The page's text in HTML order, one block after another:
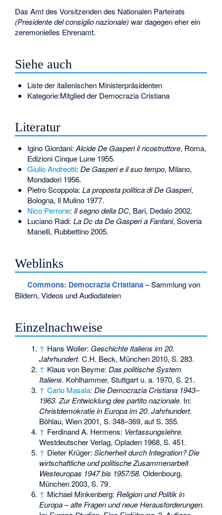
Das Amt des Vorsitzenden des Nationalen Parteirats
(Presidente del consiglio nazionale)war dagegen eher ein
zeremonielles Ehrenamt.
Siehe auch
Liste der italienischen Ministerpräsidenten
Kategorie:Mitglied der Democrazia Cristiana
Literatur
Igino Giordani:Alcide De Gasperi il ricostruttore, Roma,
Edizioni Cinque Lune 1955.
Giulio Andreotti: De Gasperi e il suo tempo, Milano,
Mondadori 1956.
Pietro Scoppola: La proposta politica di De Gasperi,
Bologna, Il Mulino 1977.
Nico Perrone: Il segno della DC, Bari, Dedalo 2002.
Luciano Radi: La Dc da De Gasperi a Fanfani, Soveria
Manelli, Rubbettino 2005.
Weblinks
Commons: Democrazia Cristiana– Sammlung von
Bildern, Videos und Audiodateien
Einzelnachweise
↑ Hans Woller: Geschichte Italiens im 20.
Jahrhundert. C.H. Beck, München 2010, S. 283.
↑ Klaus von Beyme:Das politische System
Italiens. Kohlhammer, Stuttgart u. a. 1970, S. 21.
↑ Carlo Masala:Die Democrazia Cristiana 1943–
1963. Zur Entwicklung des partito nazionale. In:
Christdemokratie in Europa im 20. Jahrhundert.
Böhlau, Wien 2001, S. 348–369, auf S. 355.
↑ Ferdinand A. Hermens: Verfassungslehre.
Westdeutscher Verlag, Opladen 1968, S. 451.
↑ Dieter Krüger:Sicherheit durch Integration? Die
wirtschaftliche und politische Zusammenarbeit
Westeuropas 1947 bis 1957/58. Oldenbourg,
München 2003, S. 79.
↑ Michael Minkenberg: Religion und Politik in
Europa – alte Fragen und neue Herausforderungen.